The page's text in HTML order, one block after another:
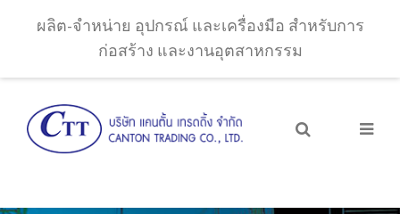
ผลิต-จำหน่าย อุปกรณ์ และเครื่องมือ สำหรับการ
ก่อสร้าง และงานอุตสาหกรรม